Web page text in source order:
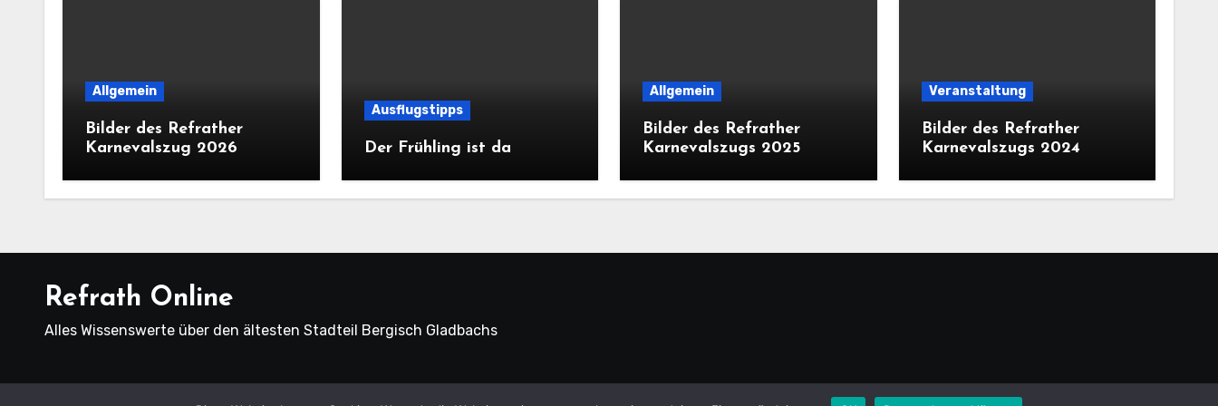
Allgemein
Bilder des Refrather
Karnevalszug 2026
Ausflugstipps
Der Frühling ist da
Allgemein
Bilder des Refrather
Karnevalszugs 2025
Veranstaltung
Bilder des Refrather
Karnevalszugs 2024
Refrath Online
Alles Wissenswerte über den ältesten Stadteil Bergisch Gladbachs